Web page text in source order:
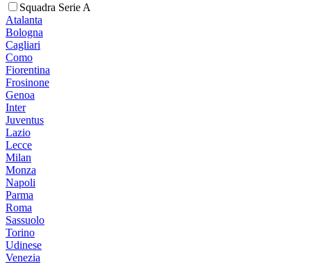
Squadra Serie A
Atalanta
Bologna
Cagliari
Como
Fiorentina
Frosinone
Genoa
Inter
Juventus
Lazio
Lecce
Milan
Monza
Napoli
Parma
Roma
Sassuolo
Torino
Udinese
Venezia